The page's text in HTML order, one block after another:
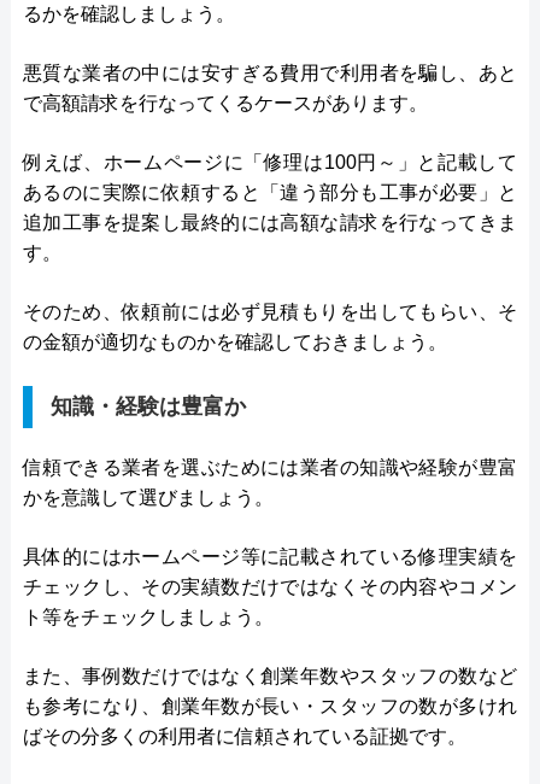
るかを確認しましょう。
悪質な業者の中には安すぎる費用で利用者を騙し、あと
で高額請求を行なってくるケースがあります。
例えば、ホームページに「修理は100円～」と記載して
あるのに実際に依頼すると「違う部分も工事が必要」と
追加工事を提案し最終的には高額な請求を行なってきま
す。
そのため、依頼前には必ず見積もりを出してもらい、そ
の金額が適切なものかを確認しておきましょう。
知識・経験は豊富か
信頼できる業者を選ぶためには業者の知識や経験が豊富
かを意識して選びましょう。
具体的にはホームページ等に記載されている修理実績を
チェックし、その実績数だけではなくその内容やコメン
ト等をチェックしましょう。
また、事例数だけではなく創業年数やスタッフの数など
も参考になり、創業年数が長い・スタッフの数が多けれ
ばその分多くの利用者に信頼されている証拠です。